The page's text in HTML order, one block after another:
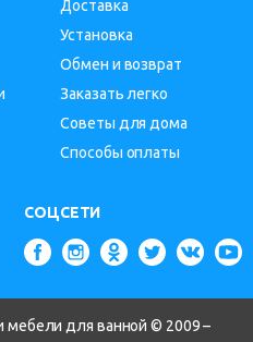
Доставка
Установка
Обмен и возврат
Заказать легко
Советы для дома
Способы оплаты
СОЦСЕТИ
мебели для ванной © 2009 –